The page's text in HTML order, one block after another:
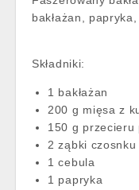
bakłażan,
Składniki:
1 bakłażan
200 g mięsa z
150 g przecieru
2 ząbki czosnku
1 cebula
1 papryka